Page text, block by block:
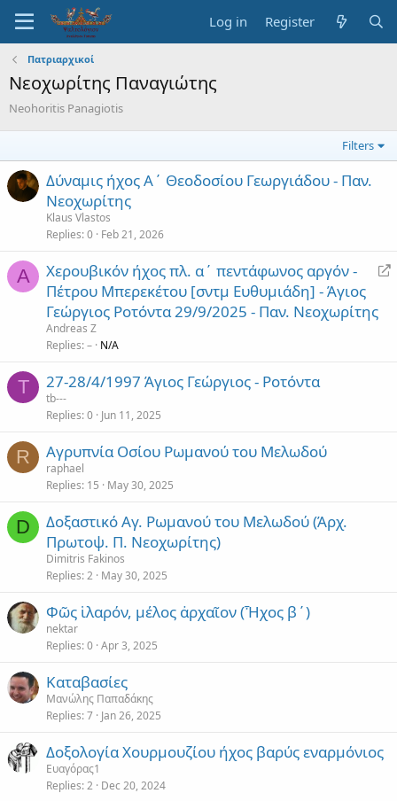
Log in Register
Πατριαρχικοί
Νεοχωρίτης Παναγιώτης
Neohoritis Panagiotis
Filters
Δύναμις ήχος Α΄ Θεοδοσίου Γεωργιάδου - Παν.
Νεοχωρίτης
Klaus Vlastos
Replies 0 Feb 21, 2026
A
R
Χερουβικόν ήχος πλ. α΄ πεντάφωνος αργόν -
Πέτρου Μπερεκέτου [σντμ Ευθυμιάδη] - Άγιος
Γεώργιος Ροτόντα 29/9/2025 - Παν. Νεοχωρίτης
Andreas Z
Replies – N/A
T 27-28/4/1997 Άγιος Γεώργιος - Ροτόντα
tb---
Replies 0 Jun 11, 2025
R Αγρυπνία Οσίου Ρωμανού του Μελωδού
raphael
Replies 15 May 30, 2025
D
Δοξαστικό Αγ. Ρωμανού του Μελωδού (Άρχ.
Πρωτοψ. Π. Νεοχωρίτης)
Dimitris Fakinos
Replies 2 May 30, 2025
Φῶς ἱλαρόν, μέλος ἀρχαῖον (Ἦχος β΄)
nektar
Replies 0 Apr 3, 2025
Καταβασίες
Μανώλης Παπαδάκης
Replies 7 Jan 26, 2025
Δοξολογία Χουρμουζίου ήχος βαρύς εναρμόνιος
Ευαγόρας1
Replies 2 Dec 20, 2024